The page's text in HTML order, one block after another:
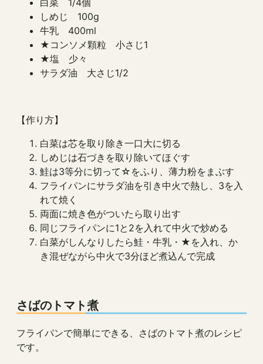
白菜 1/4個
しめじ 100g
牛乳 400ml
★コンソメ顆粒 小さじ1
★塩 少々
サラダ油 大さじ1/2
【作り方】
白菜は芯を取り除き一口大に切る
しめじは石づきを取り除いてほぐす
鮭は3等分に切って☆をふり、薄力粉をまぶす
フライパンにサラダ油を引き中火で熱し、3を入
れて焼く
両面に焼き色がついたら取り出す
同じフライパンに1と2を入れて中火で炒める
白菜がしんなりしたら鮭・牛乳・★を入れ、か
き混ぜながら中火で3分ほど煮込んで完成
さばのトマト煮
フライパンで簡単にできる、さばのトマト煮のレシピ
です。